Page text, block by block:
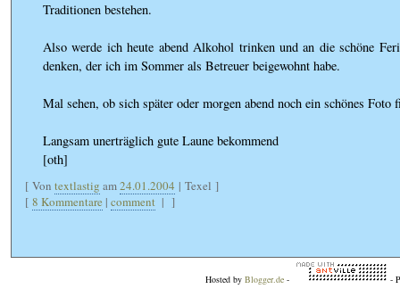
Traditionen bestehen.
Also werde ich heute abend Alkohol trinken und an die schöne
denken, der ich im Sommer als Betreuer beigewohnt habe.
Mal sehen, ob sich später oder morgen abend noch ein schönes Foto
Langsam unerträglich gute Laune bekommend
[oth]
[ Von textlastig am24.01.2004 | Texel ]
[ 8 Kommentare | comment | ]
Hosted by Blogger.de- -